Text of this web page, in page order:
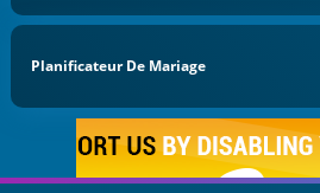
Planificateur De Mariage